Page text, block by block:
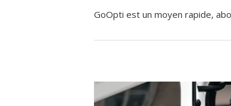
GoOpti est un moyen rapide,